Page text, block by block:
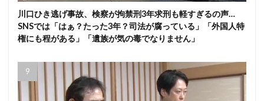
川口ひき逃げ事故、検察が拘禁刑3年求刑も軽すぎるの声…
SNSでは「はぁ？たった3年？司法が腐っている」「外国人特
権にも程がある」「遺族が気の毒でなりません」